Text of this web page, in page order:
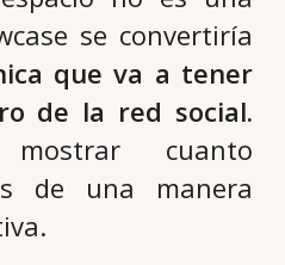
se convertiría
que va a tener
de la red social.
cuanto
de una manera